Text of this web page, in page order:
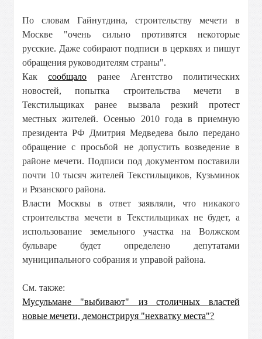
По словам Гайнутдина, строительству мечети в
Москве "очень сильно противятся некоторые
русские. Даже собирают подписи в церквях и пишут
обращения руководителям страны".
Каксообщало ранее Агентство политических
новостей, попытка строительства мечети в
Текстильщиках ранее вызвала резкий протест
местных жителей. Осенью 2010 года в приемную
президента РФ Дмитрия Медведева было передано
обращение с просьбой не допустить возведение в
районе мечети. Подписи под документом поставили
почти 10 тысяч жителей Текстильщиков, Кузьминок
и Рязанского района.
Власти Москвы в ответ заявляли, что никакого
строительства мечети в Текстильщиках не будет, а
использование земельного участка на Волжском
бульваре будет определено депутатами
муниципального собрания и управой района.
См. также:
Мусульмане "выбивают" из столичных властей
новые мечети, демонстрируя "нехватку места"?